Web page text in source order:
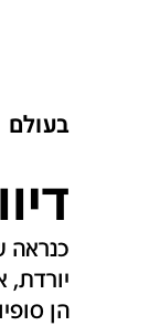
בעולם
כנראה
יורדת,
הן